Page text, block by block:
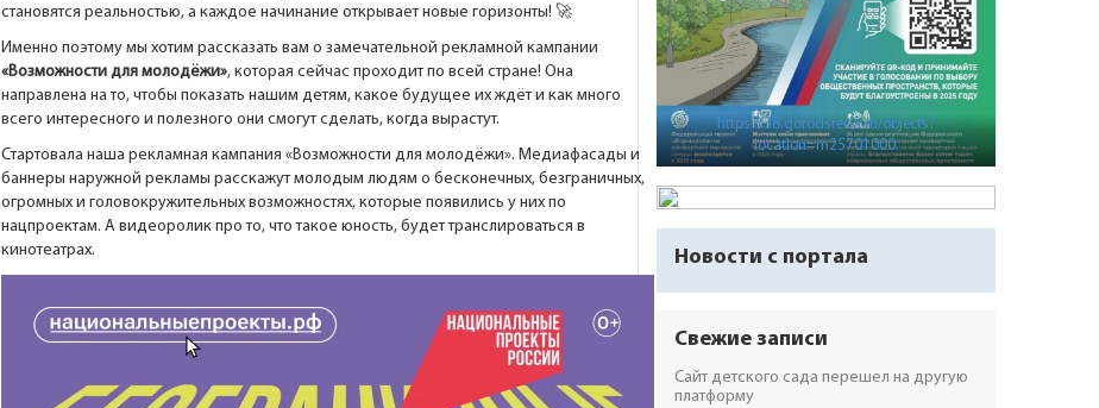
становятся реальностью, а каждое начинание открывает новые горизонты! 🚀
Именно поэтому мы хотим рассказать вам о замечательной рекламной кампании
«Возможности для молодёжи», которая сейчас проходит по всей стране! Она
направлена на то, чтобы показать нашим детям, какое будущее их ждёт и как много
всего интересного и полезного они смогут сделать, когда вырастут.
Стартовала наша рекламная кампания «Возможности для молодёжи». Медиафасады и
баннеры наружной рекламы расскажут молодым людям о бесконечных, безграничных,
огромных и головокружительных возможностях, которые появились у них по
нацпроектам. А видеоролик про то, что такое юность, будет транслироваться в
кинотеатрах.
https://38.gorodsreda.ru/objects?
location=m25701000.
Новости с портала
Свежие записи
Сайт детского сада перешел на другую
платформу